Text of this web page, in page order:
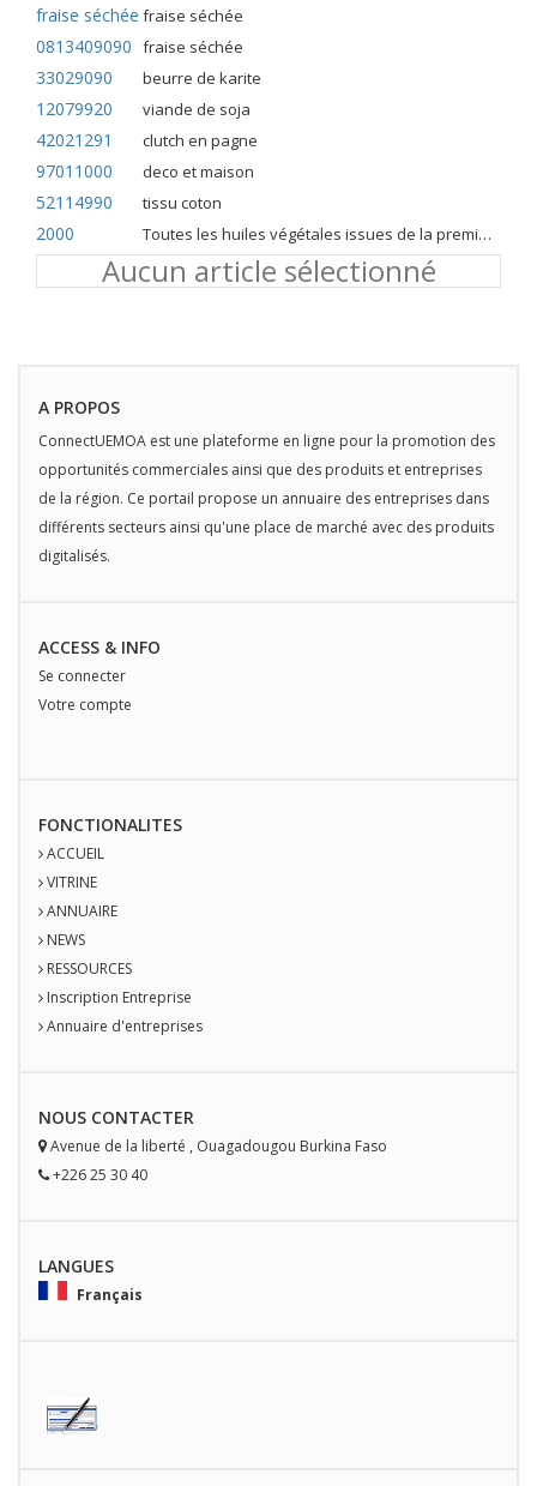
fraise séchée fraise séchée
0813409090 fraise séchée
33029090 beurre de karite
12079920 viande de soja
42021291 clutch en pagne
97011000 deco et maison
52114990 tissu coton
2000 Toutes les huiles végétales issues de la première pression à froid
Aucun article sélectionné
A PROPOS
ConnectUEMOA est une plateforme en ligne pour la promotion des
opportunités commerciales ainsi que des produits et entreprises
de la région. Ce portail propose un annuaire des entreprises dans
différents secteurs ainsi qu'une place de marché avec des produits
digitalisés.
ACCESS & INFO
Se connecter
Votre compte
FONCTIONALITES
ACCUEIL
VITRINE
ANNUAIRE
NEWS
RESSOURCES
Inscription Entreprise
Annuaire d'entreprises
NOUS CONTACTER
Avenue de la liberté , Ouagadougou Burkina Faso
+226 25 30 40
LANGUES
Français